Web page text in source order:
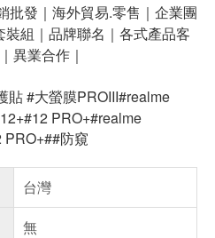
批發｜海外貿易.零售｜企業團
組｜品牌聯名｜各式產品客
異業合作｜
貼 #大螢膜PROIII#realme
PRO+#realme
PRO+##防窺
台灣
無